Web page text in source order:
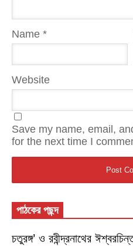
Name *
Website
Save my name, email,
for the next time I
পাঠকের পছন্দ
চতুরঙ্গ’ ও রবীন্দ্রনাথের